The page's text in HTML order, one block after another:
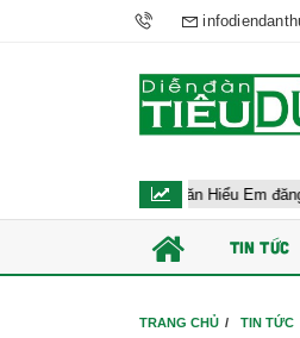
Ông Đoàn Văn Hiểu Em đăng ký
TIN TỨC
TRANG CHỦ TIN TỨC